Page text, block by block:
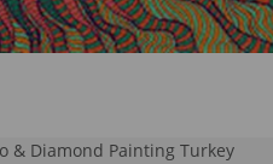
& Diamond Painting Turkey